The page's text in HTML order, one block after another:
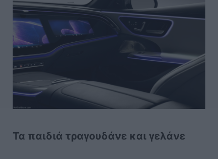
Τα παιδιά τραγουδάνε και γελάνε